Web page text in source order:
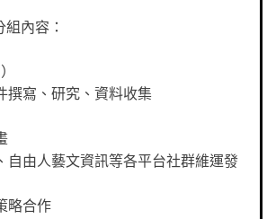
內容：
撰寫、研究、資料收集
自由人藝文資訊等各平台社群維運發
略合作